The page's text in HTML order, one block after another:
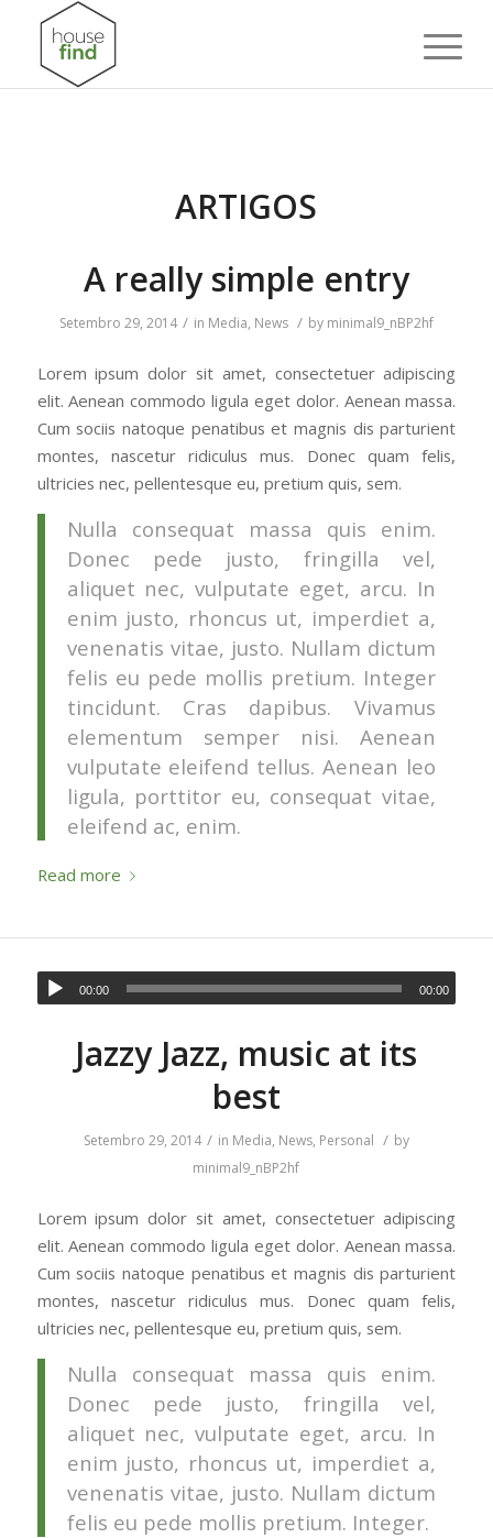
ARTIGOS
A really simple entry
Setembro 29, 2014 / in Media, News / by minimal9_nBP2hf
Lorem ipsum dolor sit amet, consectetuer adipiscing
elit. Aenean commodo ligula eget dolor. Aenean massa.
Cum sociis natoque penatibus et magnis dis parturient
montes, nascetur ridiculus mus. Donec quam felis,
ultricies nec, pellentesque eu, pretium quis, sem.
Nulla consequat massa quis enim.
Donec pede justo, fringilla vel,
aliquet nec, vulputate eget, arcu. In
enim justo, rhoncus ut, imperdiet a,
venenatis vitae, justo. Nullam dictum
felis eu pede mollis pretium. Integer
tincidunt. Cras dapibus. Vivamus
elementum semper nisi. Aenean
vulputate eleifend tellus. Aenean leo
ligula, porttitor eu, consequat vitae,
eleifend ac, enim.
Read more
00:00 00:00
Jazzy Jazz, music at its
best
Setembro 29, 2014 / in Media, News, Personal / by
minimal9_nBP2hf
Lorem ipsum dolor sit amet, consectetuer adipiscing
elit. Aenean commodo ligula eget dolor. Aenean massa.
Cum sociis natoque penatibus et magnis dis parturient
montes, nascetur ridiculus mus. Donec quam felis,
ultricies nec, pellentesque eu, pretium quis, sem.
Nulla consequat massa quis enim.
Donec pede justo, fringilla vel,
aliquet nec, vulputate eget, arcu. In
enim justo, rhoncus ut, imperdiet a,
venenatis vitae, justo. Nullam dictum
felis eu pede mollis pretium. Integer.